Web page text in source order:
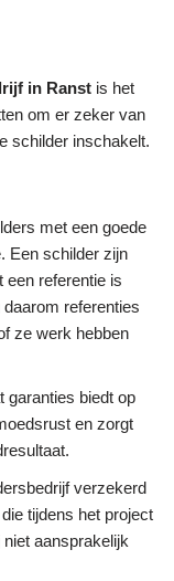
in Ranst is het
om er zeker van
schilder inschakelt.
met een goede
Een schilder zijn
een referentie is
referenties
ze werk hebben
garanties biedt op
en zorgt
verzekerd
tijdens het project
aansprakelijk